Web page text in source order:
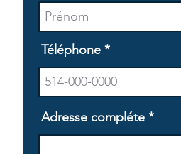
Téléphone
Adresse compléte